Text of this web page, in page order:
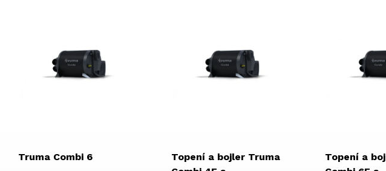
Truma Combi 6
Topení a bojler Truma
Topení a